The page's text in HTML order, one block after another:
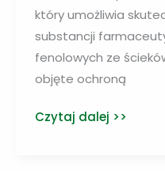
który umożliwia
substancji
fenolowych ze
objęte ochroną
Badaczki
Czytaj dalej >>